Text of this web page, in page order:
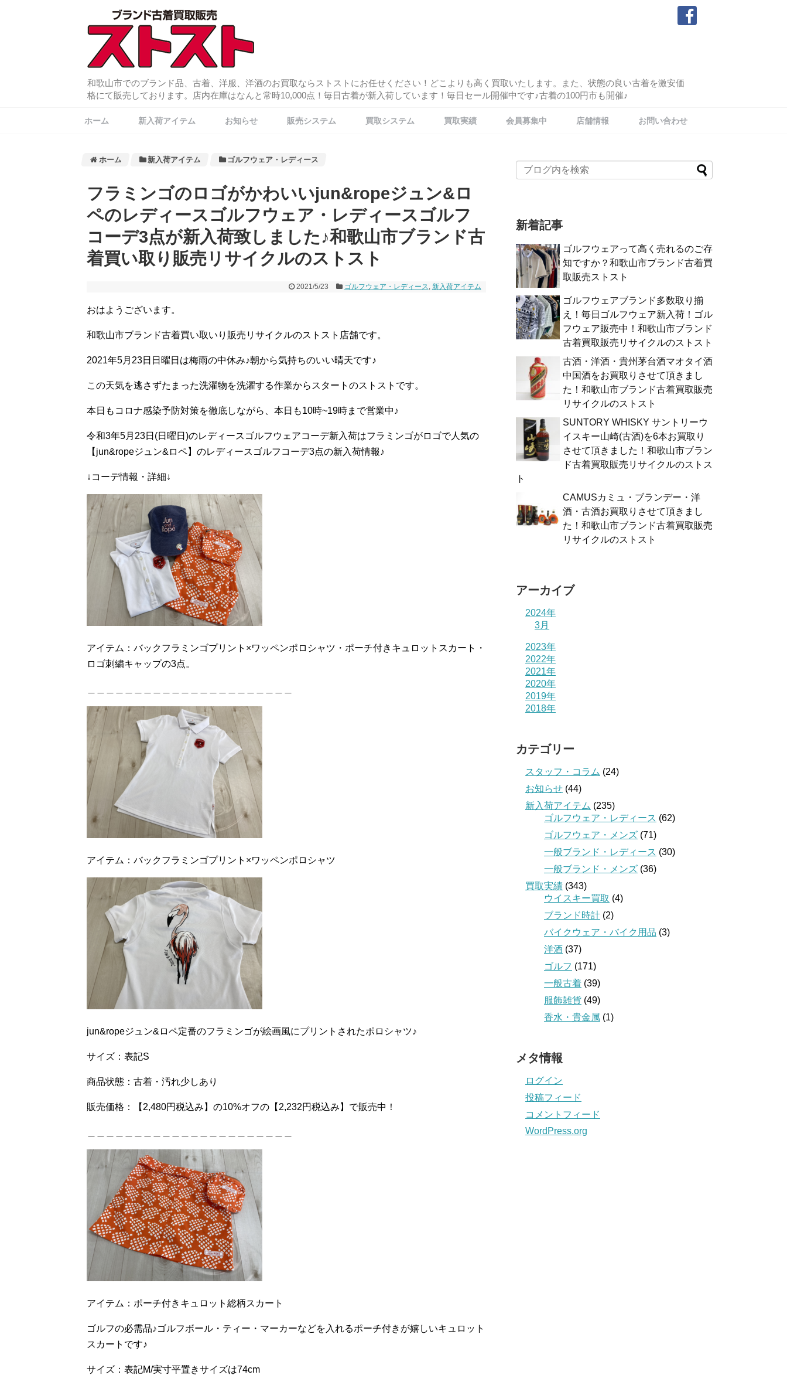
和歌山市でのブランド品、古着、洋服、洋酒のお買取ならストストにお任せください！どこよりも高く買取いたします。また、状態の良い古着を激安価
格にて販売しております。店内在庫はなんと常時10,000点！毎日古着が新入荷しています！毎日セール開催中です♪古着の100円市も開催♪
ホーム 新入荷アイテム お知らせ 販売システム 買取システム 買取実績 会員募集中 店舗情報 お問い合わせ
ホーム 新入荷アイテム ゴルフウェア・レディース
フラミンゴのロゴがかわいいjun&ropeジュン&ロ
ペのレディースゴルフウェア・レディースゴルフ
コーデ3点が新入荷致しました♪和歌山市ブランド古
着買い取り販売リサイクルのストスト
2021/5/23 ゴルフウェア・レディース, 新入荷アイテム
おはようございます。
和歌山市ブランド古着買い取いり販売リサイクルのストスト店舗です。
2021年5月23日日曜日は梅雨の中休み♪朝から気持ちのいい晴天です♪
この天気を逃さずたまった洗濯物を洗濯する作業からスタートのストストです。
本日もコロナ感染予防対策を徹底しながら、本日も10時~19時まで営業中♪
令和3年5月23日(日曜日)のレディースゴルフウェアコーデ新入荷はフラミンゴがロゴで人気の
【jun&ropeジュン&ロペ】のレディースゴルフコーデ3点の新入荷情報♪
↓コーデ情報・詳細↓
アイテム：バックフラミンゴプリント×ワッペンポロシャツ・ポーチ付きキュロットスカート・
ロゴ刺繍キャップの3点。
アイテム：バックフラミンゴプリント×ワッペンポロシャツ
jun&ropeジュン&ロペ定番のフラミンゴが絵画風にプリントされたポロシャツ♪
サイズ：表記S
商品状態：古着・汚れ少しあり
販売価格：【2,480円税込み】の10%オフの【2,232円税込み】で販売中！
アイテム：ポーチ付きキュロット総柄スカート
ゴルフの必需品♪ゴルフボール・ティー・マーカーなどを入れるポーチ付きが嬉しいキュロット
スカートです♪
サイズ：表記M/実寸平置きサイズは74cm
新着記事
ゴルフウェアって高く売れるのご存
知ですか？和歌山市ブランド古着買
取販売ストスト
ゴルフウェアブランド多数取り揃
え！毎日ゴルフウェア新入荷！ゴル
フウェア販売中！和歌山市ブランド
古着買取販売リサイクルのストスト
古酒・洋酒・貴州茅台酒マオタイ酒
中国酒をお買取りさせて頂きまし
た！和歌山市ブランド古着買取販売
リサイクルのストスト
SUNTORY WHISKY サントリーウ
イスキー山崎(古酒)を6本お買取り
させて頂きました！和歌山市ブラン
ド古着買取販売リサイクルのストス
ト
CAMUSカミュ・ブランデー・洋
酒・古酒お買取りさせて頂きまし
た！和歌山市ブランド古着買取販売
リサイクルのストスト
アーカイブ
2024年
3月
2023年
2022年
2021年
2020年
2019年
2018年
カテゴリー
スタッフ・コラム (24)
お知らせ (44)
新入荷アイテム (235)
ゴルフウェア・レディース (62)
ゴルフウェア・メンズ (71)
一般ブランド・レディース (30)
一般ブランド・メンズ (36)
買取実績 (343)
ウイスキー買取 (4)
ブランド時計 (2)
バイクウェア・バイク用品 (3)
洋酒 (37)
ゴルフ (171)
一般古着 (39)
服飾雑貨 (49)
香水・貴金属 (1)
メタ情報
ログイン
投稿フィード
コメントフィード
WordPress.org